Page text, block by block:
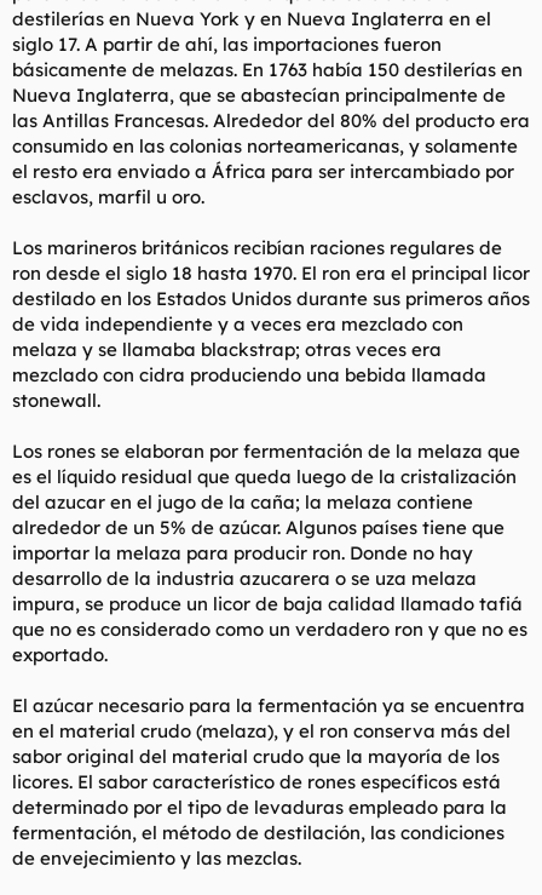
destilerías en Nueva York y en Nueva Inglaterra en el
siglo 17. A partir de ahí, las importaciones fueron
básicamente de melazas. En 1763 había 150 destilerías en
Nueva Inglaterra, que se abastecían principalmente de
las Antillas Francesas. Alrededor del 80% del producto era
consumido en las colonias norteamericanas, y solamente
el resto era enviado a África para ser intercambiado por
esclavos, marfil u oro.
Los marineros británicos recibían raciones regulares de
ron desde el siglo 18 hasta 1970. El ron era el principal licor
destilado en los Estados Unidos durante sus primeros años
de vida independiente y a veces era mezclado con
melaza y se llamaba blackstrap; otras veces era
mezclado con cidra produciendo una bebida llamada
stonewall.
Los rones se elaboran por fermentación de la melaza que
es el líquido residual que queda luego de la cristalización
del azucar en el jugo de la caña; la melaza contiene
alrededor de un 5% de azúcar. Algunos países tiene que
importar la melaza para producir ron. Donde no hay
desarrollo de la industria azucarera o se uza melaza
impura, se produce un licor de baja calidad llamado tafiá
que no es considerado como un verdadero ron y que no es
exportado.
El azúcar necesario para la fermentación ya se encuentra
en el material crudo (melaza), y el ron conserva más del
sabor original del material crudo que la mayoría de los
licores. El sabor característico de rones específicos está
determinado por el tipo de levaduras empleado para la
fermentación, el método de destilación, las condiciones
de envejecimiento y las mezclas.